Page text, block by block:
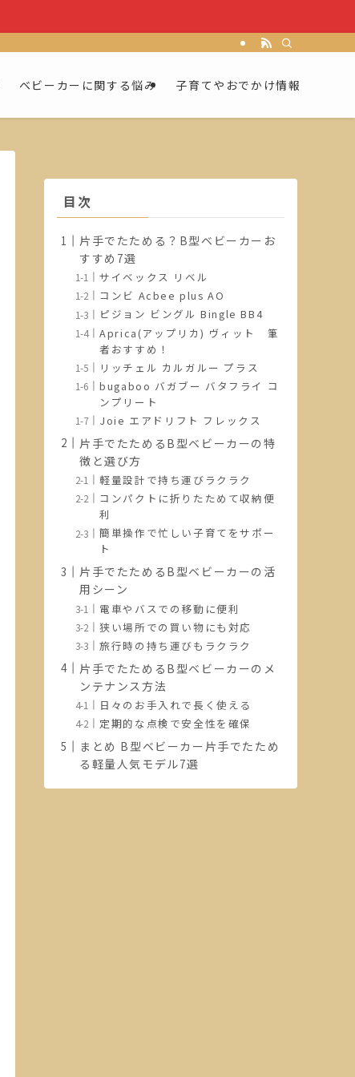
ベビーカーに関する悩み 子育てやおでかけ情報
目次
片手でたためる？B型ベビーカーお
すすめ7選
サイベックス リベル
コンビ Acbee plus AO
ピジョン ビングル Bingle BB4
Aprica(アップリカ) ヴィット 筆
者おすすめ！
リッチェル カルガルー プラス
bugaboo バガブー バタフライ コ
ンプリート
Joie エアドリフト フレックス
片手でたためるB型ベビーカーの特
徴と選び方
軽量設計で持ち運びラクラク
コンパクトに折りたためて収納便
利
簡単操作で忙しい子育てをサポー
ト
片手でたためるB型ベビーカーの活
用シーン
電車やバスでの移動に便利
狭い場所での買い物にも対応
旅行時の持ち運びもラクラク
片手でたためるB型ベビーカーのメ
ンテナンス方法
日々のお手入れで長く使える
定期的な点検で安全性を確保
まとめ B型ベビーカー片手でたため
る軽量人気モデル7選